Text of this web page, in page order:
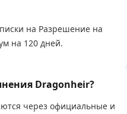
на Разрешение на
на 120 дней.
Dragonheir?
через официальные и